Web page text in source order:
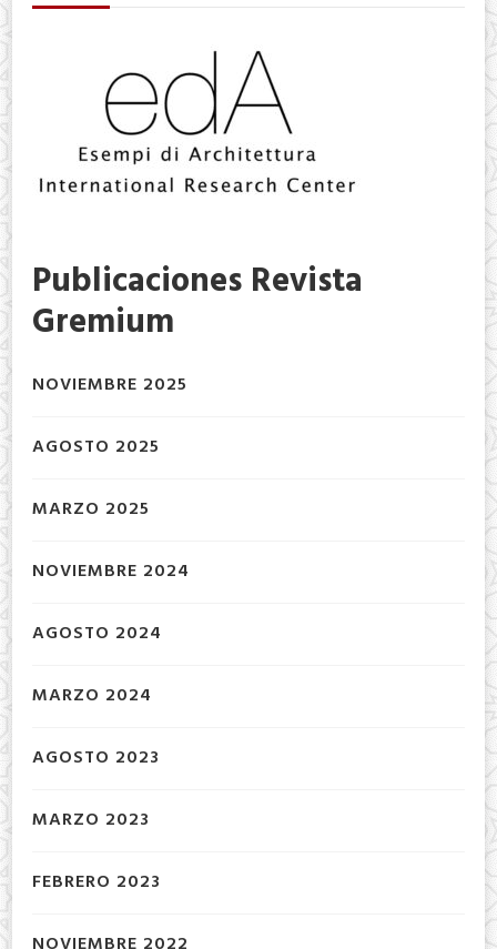
Publicaciones Revista
Gremium
NOVIEMBRE 2025
AGOSTO 2025
MARZO 2025
NOVIEMBRE 2024
AGOSTO 2024
MARZO 2024
AGOSTO 2023
MARZO 2023
FEBRERO 2023